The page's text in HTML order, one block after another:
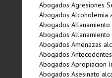
Abogados Agresiones
Abogados Alcoholemia
Abogados
Abogados
Abogados Amenazas
Abogados
Abogados Apropiacion
Abogados Asesinato